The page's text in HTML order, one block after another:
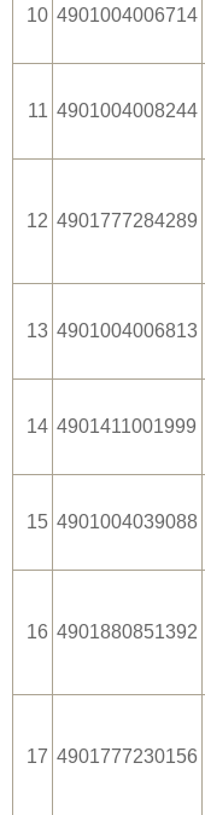
10 4901004006714
11 4901004008244
12 4901777284289
13 4901004006813
14 4901411001999
15 4901004039088
16 4901880851392
17 4901777230156